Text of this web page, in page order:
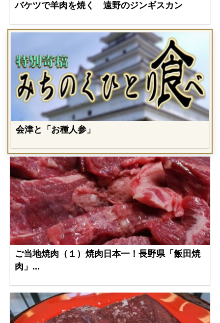
バケツで羊肉を焼く 遠野のジンギスカン
会津と「お種人参」
ご当地焼肉（１）焼肉日本一！長野県「飯田焼
肉」...